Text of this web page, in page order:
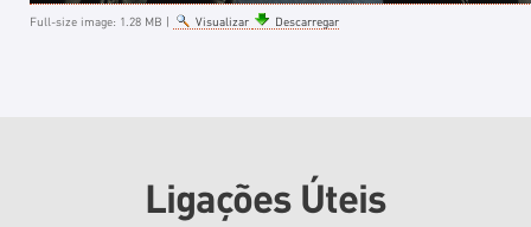
Full-size image: 1.28 MB | Visualizar Descarregar
Ligações Úteis